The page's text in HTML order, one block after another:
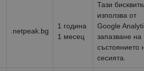
.netpeak.bg
1 година
1 месец
Тази
използва от
Google
запазване на
състоянието
сесията.